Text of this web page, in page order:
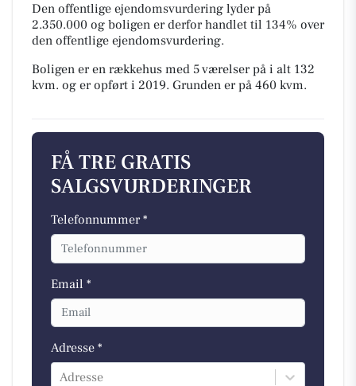
Den offentlige ejendomsvurdering lyder på
2.350.000 og boligen er derfor handlet til 134% over
den offentlige ejendomsvurdering.
Boligen er en rækkehus med 5 værelser på i alt 132
kvm. og er opført i 2019. Grunden er på 460 kvm.
FÅ TRE GRATIS
SALGSVURDERINGER
Telefonnummer *
Email *
Adresse *
Adresse